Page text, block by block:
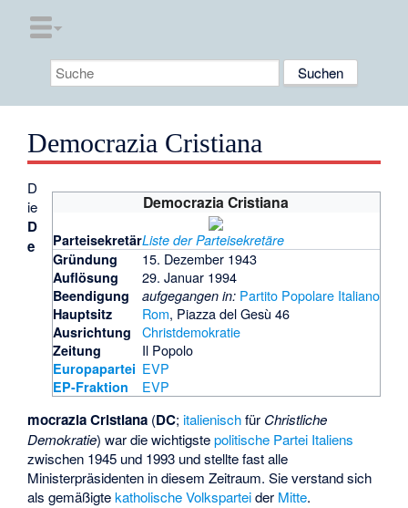
Democrazia Cristiana
Democrazia Cristiana
ParteisekretärListe der Parteisekretäre
Gründung
15. Dezember 1943
Auflösung 29. Januar 1994
Beendigung aufgegangen in: Partito Popolare Italiano
Hauptsitz Rom, Piazza del Gesù 46
Ausrichtung Christdemokratie
Zeitung Il Popolo
Europapartei EVP
EP-Fraktion EVP
D
ie
D
e
mocrazia Cristiana (DC; italienischfür Christliche
Demokratie) war die wichtigstepolitische Partei Italiens
zwischen 1945 und 1993 und stellte fast alle
Ministerpräsidenten in diesem Zeitraum. Sie verstand sich
als gemäßigtekatholische Volksparteider Mitte.